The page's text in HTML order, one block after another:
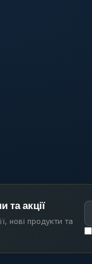
та акції
нові продукти та